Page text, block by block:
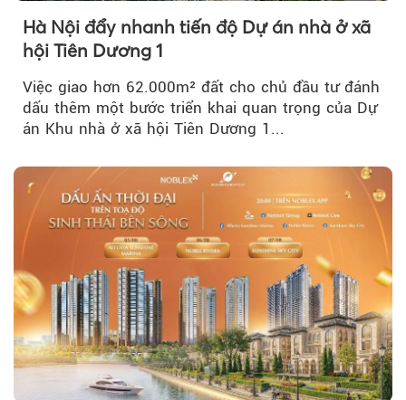
Hà Nội đẩy nhanh tiến độ Dự án nhà ở xã
hội Tiên Dương 1
Việc giao hơn 62.000m² đất cho chủ đầu tư đánh
dấu thêm một bước triển khai quan trọng của Dự
án Khu nhà ở xã hội Tiên Dương 1...